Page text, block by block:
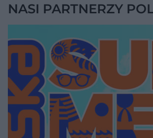
NASI PARTNERZY